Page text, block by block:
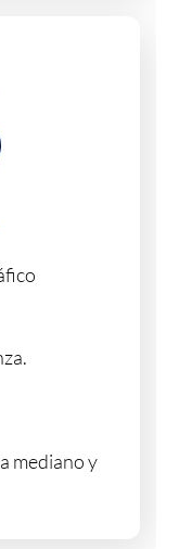
mediano y